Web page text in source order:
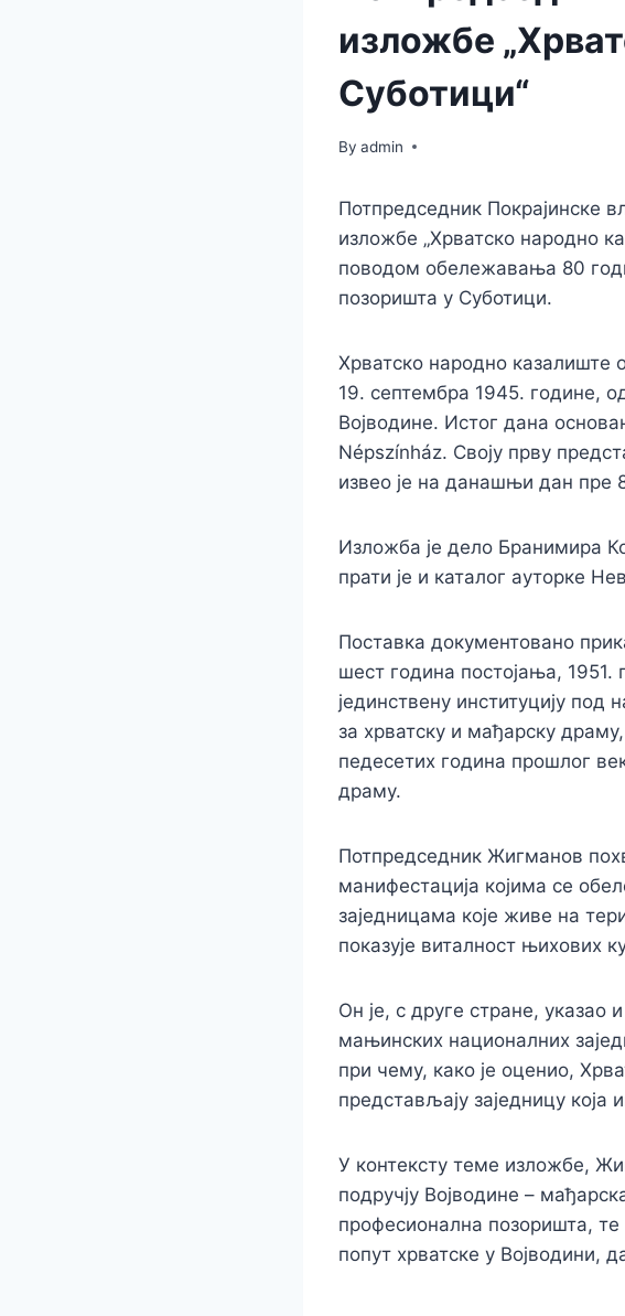
изложбе
Суботици“
By admin
Потпредседник Покрајинске
изложбе „Хрватско народно
поводом обележавања 80
позоришта у Суботици.
Хрватско народно казалиште
19. септембра 1945. године,
Војводине. Истог дана
Népszínház. Своју прву
извео је на данашњи дан пре
Изложба је дело Бранимира
прати је и каталог ауторке
Поставка документовано
шест година постојања,
јединствену институцију
за хрватску и мађарску
педесетих година прошлог
драму.
Потпредседник Жигманов
манифестација којима се
заједницама које живе на
показује виталност њихових
Он је, с друге стране,
мањинских националних
при чему, како је оценио,
представљају заједницу која
У контексту теме изложбе,
подручју Војводине –
професионална позоришта,
попут хрватске у Војводини,